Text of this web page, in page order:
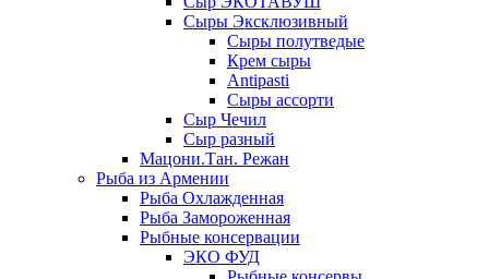
Сыры Эксклюзивный
Сыры полутведые
Крем сыры
Antipasti
Сыры ассорти
Сыр Чечил
Сыр разный
Мацони.Тан. Режан
Рыба из Армении
Рыба Охлажденная
Рыба Замороженная
Рыбные консервации
ЭКО ФУД